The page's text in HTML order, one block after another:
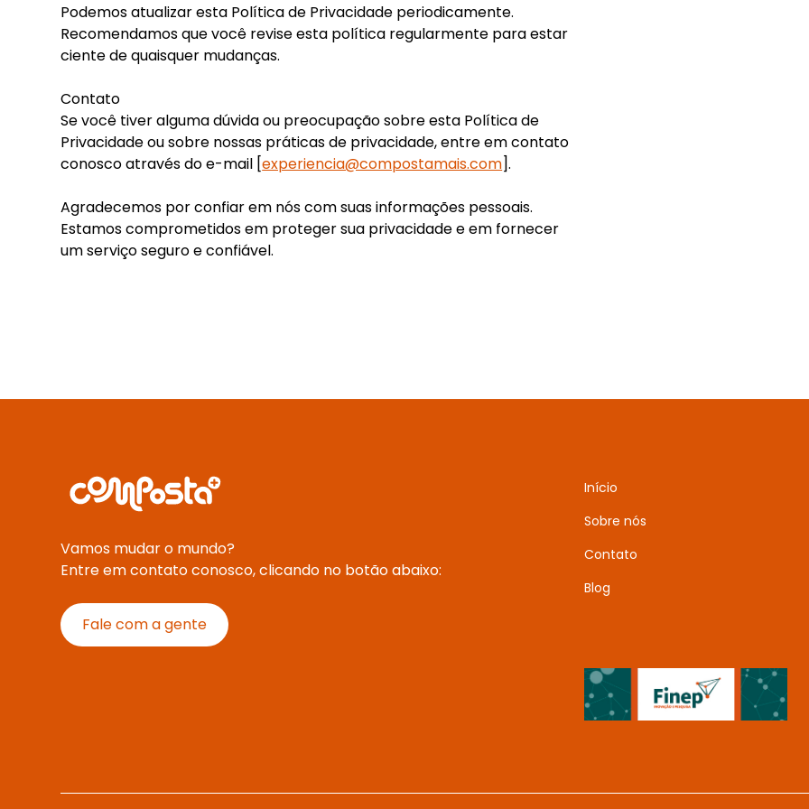
Podemos atualizar esta Política de Privacidade periodicamente.
Recomendamos que você revise esta política regularmente para estar
ciente de quaisquer mudanças.
Contato
Se você tiver alguma dúvida ou preocupação sobre esta Política de
Privacidade ou sobre nossas práticas de privacidade, entre em contato
conosco através do e-mail [experiencia@compostamais.com].
Agradecemos por confiar em nós com suas informações pessoais.
Estamos comprometidos em proteger sua privacidade e em fornecer
um serviço seguro e confiável.
Vamos mudar o mundo?
Entre em contato conosco, clicando no botão abaixo:
Fale com a gente
Início
Sobre nós
Contato
Blog